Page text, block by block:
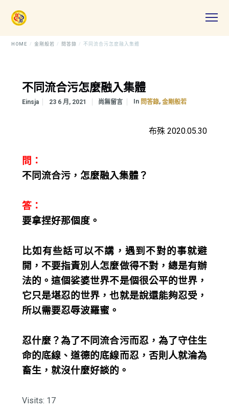
HOME 金剛般若 問答錄 不同流合污怎麼融入集體
不同流合污怎麼融入集體
Einsja 23 6 月, 2021 尚無留言 In 問答錄, 金剛般若
布殊 2020.05.30
問：
不同流合污，怎麼融入集體？
答：
要拿捏好那個度。
比如有些話可以不講，遇到不對的事就避
開，不要指責別人怎麼做得不對，總是有辦
法的。這個娑婆世界不是個很公平的世界，
它只是堪忍的世界，也就是說還能夠忍受，
所以需要忍辱波羅蜜。
忍什麼？為了不同流合污而忍，為了守住生
命的底線、道德的底線而忍，否則人就淪為
畜生，就沒什麼好談的。
Visits: 17